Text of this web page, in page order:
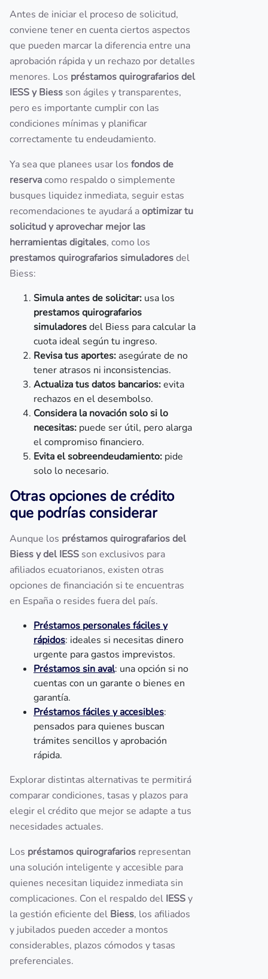
Antes de iniciar el proceso de solicitud,
conviene tener en cuenta ciertos aspectos
que pueden marcar la diferencia entre una
aprobación rápida y un rechazo por detalles
menores. Los préstamos quirografarios del
IESS y Biess son ágiles y transparentes,
pero es importante cumplir con las
condiciones mínimas y planificar
correctamente tu endeudamiento.
Ya sea que planees usar los fondos de
reservacomo respaldo o simplemente
busques liquidez inmediata, seguir estas
recomendaciones te ayudará aoptimizar tu
solicitud y aprovechar mejor las
herramientas digitales, como los
prestamos quirografarios simuladoresdel
Biess:
Simula antes de solicitar: usa los
prestamos quirografarios
simuladoresdel Biess para calcular la
cuota ideal según tu ingreso.
Revisa tus aportes: asegúrate de no
tener atrasos ni inconsistencias.
Actualiza tus datos bancarios:evita
rechazos en el desembolso.
Considera la novación solo si lo
necesitas: puede ser útil, pero alarga
el compromiso financiero.
Evita el sobreendeudamiento: pide
solo lo necesario.
Otras opciones de crédito
que podrías considerar
Aunque los préstamos quirografarios del
Biess y del IESS son exclusivos para
afiliados ecuatorianos, existen otras
opciones de financiación si te encuentras
en España o resides fuera del país.
Préstamos personales fáciles y
rápidos: ideales si necesitas dinero
urgente para gastos imprevistos.
Préstamos sin aval: una opción si no
cuentas con un garante o bienes en
garantía.
Préstamos fáciles y accesibles:
pensados para quienes buscan
trámites sencillos y aprobación
rápida.
Explorar distintas alternativas te permitirá
comparar condiciones, tasas y plazos para
elegir el crédito que mejor se adapte a tus
necesidades actuales.
Los préstamos quirografarios representan
una solución inteligente y accesible para
quienes necesitan liquidez inmediata sin
complicaciones. Con el respaldo del IESSy
la gestión eficiente del Biess, los afiliados
y jubilados pueden acceder a montos
considerables, plazos cómodos y tasas
preferenciales.